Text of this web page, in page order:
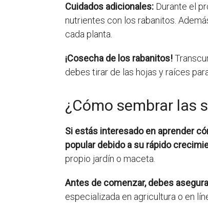
Cuidados adicionales: Durante el
nutrientes con los rabanitos.
cada planta.
¡Cosecha de los rabanitos!
debes tirar de las hojas y raíces
¿Cómo sembrar las
Si estás interesado en aprender
popular debido a su rápido
propio jardín o maceta.
Antes de comenzar, debes
especializada en agricultura o en